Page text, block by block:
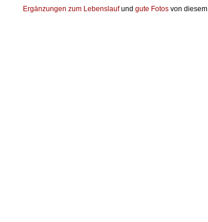
Ergänzungen zum Lebenslaufund gute Fotos von